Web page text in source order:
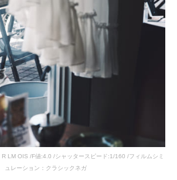
LM OIS /F値:4.0 /シャッタースピード:1/160 /フィルムシミ
ュレーション：クラシックネガ